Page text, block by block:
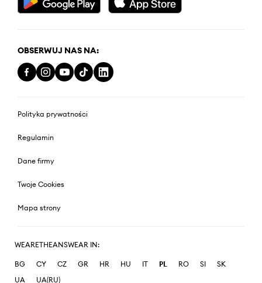
OBSERWUJ NAS NA:
Polityka prywatności
Regulamin
Dane firmy
Twoje Cookies
Mapa strony
WEARETHEANSWEAR IN:
BG CY CZ GR HR HU IT PL RO SI
SK
UA
UA(RU)